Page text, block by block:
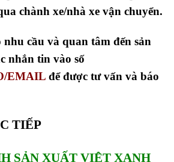
chành xe/nhà xe vận chuyển.
cầu và quan tâm đến sản
nhắn tin vào số
EMAIL để được tư vấn và báo
TIẾP
SẢN XUẤT VIỆT XANH